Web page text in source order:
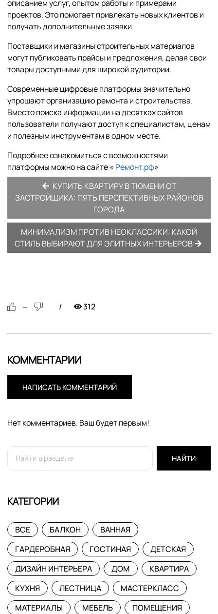
описанием услуг, опытом работы и примерами
проектов. Это помогает привлекать новых клиентов и
получать дополнительные заявки.
Поставщики и магазины строительных материалов
могут публиковать прайсы и предложения, делая свои
товары доступными для широкой аудитории.
Современные цифровые платформы значительно
упрощают организацию ремонта и строительства.
Вместо поиска информации на десятках сайтов
пользователи получают доступ к специалистам, ценам
и полезным инструментам в одном месте.
Подробнее ознакомиться с возможностями
платформы можно на сайте « Ремонт.рф»
КУПИТЬ КВАРТИРУ В ТЮМЕНИ ОТ
ЗАСТРОЙЩИКА: ПЯТЬ ПЕРСПЕКТИВНЫХ РАЙОНОВ
ГОРОДА
МИНИМАЛИЗМ ПРОТИВ НЕОКЛАССИКИ: КАКОЙ
СТИЛЬ ВЫБИРАЮТ ДЛЯ ЭЛИТНЫХ ИНТЕРЬЕРОВ
— 312
КОММЕНТАРИИ
НАПИСАТЬ КОММЕНТАРИЙ
Нет комментариев. Ваш будет первым!
НАЙТИ
КАТЕГОРИИ
ВСЕ БАЛКОН
ВАННАЯ
ГАРДЕРОБНАЯ
ГОСТИНАЯ
ДЕТСКАЯ
ДИЗАЙН ИНТЕРЬЕРА
ДОМ
КВАРТИРА
КУХНЯ
ЛЕСТНИЦА
МАСТЕРКЛАСС
МАТЕРИАЛЫ
МЕБЕЛЬ ПОМЕЩЕНИЯ